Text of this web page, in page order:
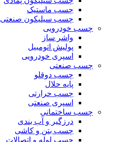
چسب ماستیک
چسب سیلیکون صنعتی
چسب خودرویی
واشر ساز
پولیش اتومبیل
اسپری خودرویی
چسب صنعتی
چسب دوقلو
پایه حلال
چسب حرارتی
اسپری صنعتی
چسب ساختمانی
درزگیر و آب بندی
چسب بتن و کاشی
چسب لوله و اتصالات